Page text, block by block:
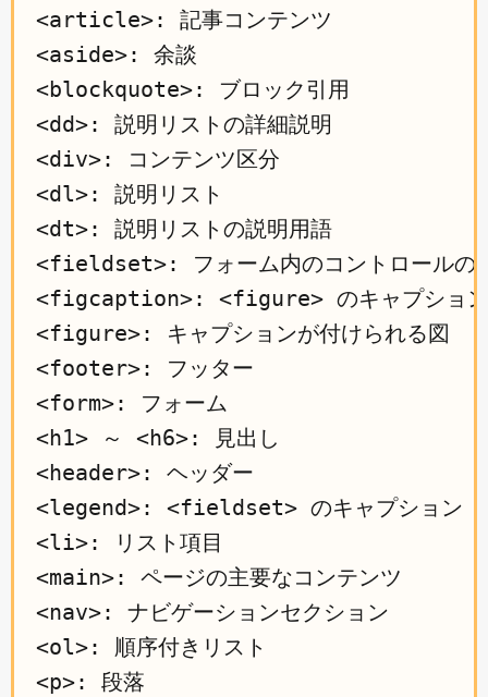
<article>: 記事コンテンツ
<aside>: 余談
<blockquote>: ブロック引用
<dd>: 説明リストの詳細説明
<div>: コンテンツ区分
<dl>: 説明リスト
<dt>: 説明リストの説明用語
<fieldset>: フォーム内のコントロールの
<figcaption>: <figure> のキャプション
<figure>: キャプションが付けられる図
<footer>: フッター
<form>: フォーム
<h1> ～ <h6>: 見出し
<header>: ヘッダー
<legend>: <fieldset> のキャプション
<li>: リスト項目
<main>: ページの主要なコンテンツ
<nav>: ナビゲーションセクション
<ol>: 順序付きリスト
<p>: 段落